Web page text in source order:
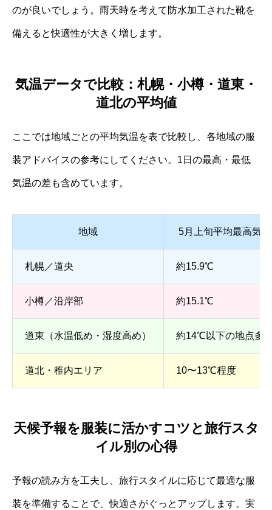
のが良いでしょう。雨天時を考えて防水加工された靴を
備えると快適性が大きく増します。
気温データで比較：札幌・小樽・道東・
道北の平均値
ここでは地域ごとの平均気温を表で比較し、各地域の服
装アドバイスの参考にしてください。1日の最高・最低
気温の差も含めています。
地域 5月上旬平均最高気温
札幌／道央 約15.9℃
小樽／沿岸部 約15.1℃
道東（水温低め・湿度高め） 約14℃以下の地点多
道北・稚内エリア 10〜13℃程度
天候予報を服装に活かすコツと旅行スタ
イル別の心得
予報の読み方を工夫し、旅行スタイルに応じて最適な服
装を準備することで、快適さがぐっとアップします。実